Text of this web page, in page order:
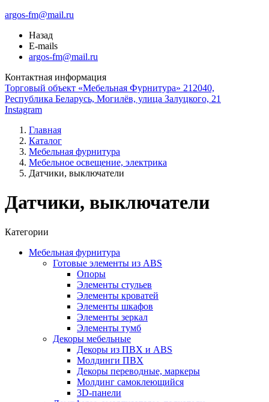
argos-fm@mail.ru
Назад
E-mails
argos-fm@mail.ru
Контактная информация
Торговый объект «Мебельная Фурнитура» 212040,
Республика Беларусь, Могилёв, улица Залуцкого, 21
Instagram
Главная
Каталог
Мебельная фурнитура
Мебельное освещение, электрика
Датчики, выключатели
Датчики, выключатели
Категории
Мебельная фурнитура
Готовые элементы из ABS
Опоры
Элементы стульев
Элементы кроватей
Элементы шкафов
Элементы зеркал
Элементы тумб
Декоры мебельные
Декоры из ПВХ и ABS
Молдинги ПВХ
Декоры переводные, маркеры
Молдинг самоклеющийся
3D-панели